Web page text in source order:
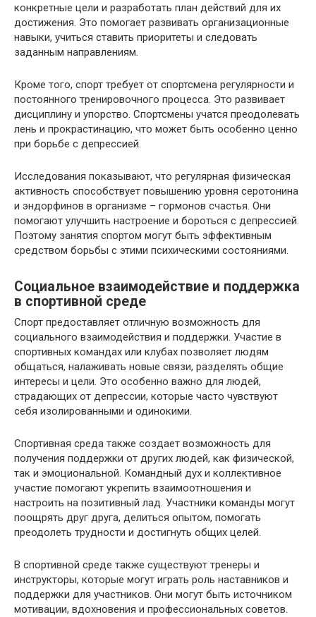
конкретные цели и разработать план действий для их
достижения. Это помогает развивать организационные
навыки, учиться ставить приоритеты и следовать
заданным направлениям.
Кроме того, спорт требует от спортсмена регулярности и
постоянного тренировочного процесса. Это развивает
дисциплину и упорство. Спортсмены учатся преодолевать
лень и прокрастинацию, что может быть особенно ценно
при борьбе с депрессией.
Исследования показывают, что регулярная физическая
активность способствует повышению уровня серотонина
и эндорфинов в организме – гормонов счастья. Они
помогают улучшить настроение и бороться с депрессией.
Поэтому занятия спортом могут быть эффективным
средством борьбы с этими психическими состояниями.
Социальное взаимодействие и поддержка
в спортивной среде
Спорт предоставляет отличную возможность для
социального взаимодействия и поддержки. Участие в
спортивных командах или клубах позволяет людям
общаться, налаживать новые связи, разделять общие
интересы и цели. Это особенно важно для людей,
страдающих от депрессии, которые часто чувствуют
себя изолированными и одинокими.
Спортивная среда также создает возможность для
получения поддержки от других людей, как физической,
так и эмоциональной. Командный дух и коллективное
участие помогают укрепить взаимоотношения и
настроить на позитивный лад. Участники команды могут
поощрять друг друга, делиться опытом, помогать
преодолеть трудности и достигнуть общих целей.
В спортивной среде также существуют тренеры и
инструкторы, которые могут играть роль наставников и
поддержки для участников. Они могут быть источником
мотивации, вдохновения и профессиональных советов.